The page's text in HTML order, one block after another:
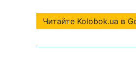
Читайте Kolobok.ua в